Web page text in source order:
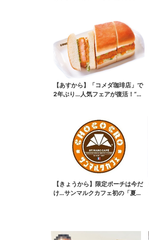
【あすから】「コメダ珈琲店」で
2年ぶり…人気フェアが復活！“ハ
【きょうから】限定ポーチは今だ
け…サンマルクカフェ初の「夏福